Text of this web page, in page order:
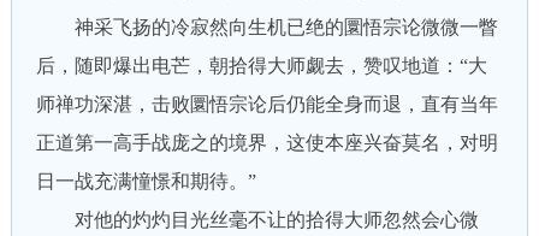
神采飞扬的冷寂然向生机已绝的圜悟宗论微微一瞥
后，随即爆出电芒，朝拾得大师觑去，赞叹地道：“大
师禅功深湛，击败圜悟宗论后仍能全身而退，直有当年
正道第一高手战庞之的境界，这使本座兴奋莫名，对明
日一战充满憧憬和期待。”
对他的灼灼目光丝毫不让的拾得大师忽然会心微